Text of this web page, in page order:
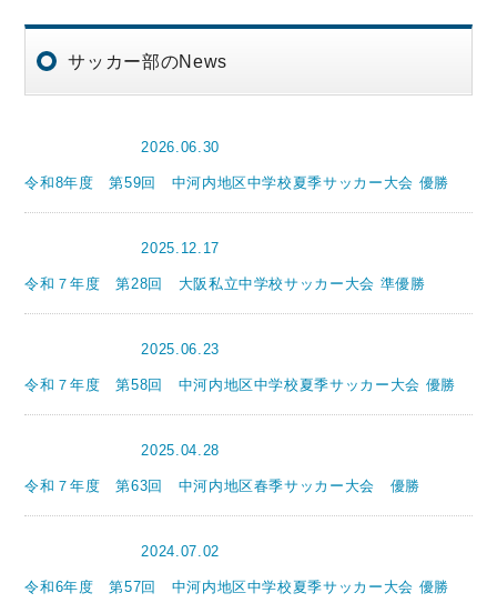
サッカー部のNews
2026.06.30
令和8年度 第59回 中河内地区中学校夏季サッカー大会 優勝
2025.12.17
令和７年度 第28回 大阪私立中学校サッカー大会 準優勝
2025.06.23
令和７年度 第58回 中河内地区中学校夏季サッカー大会 優勝
2025.04.28
令和７年度 第63回 中河内地区春季サッカー大会 優勝
2024.07.02
令和6年度 第57回 中河内地区中学校夏季サッカー大会 優勝